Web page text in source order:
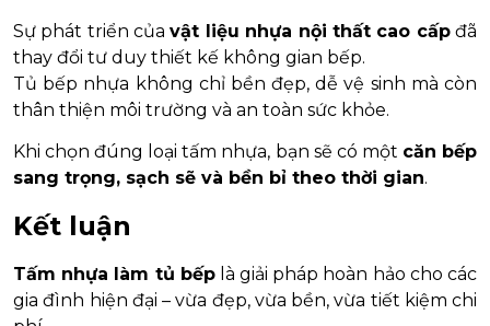
Sự phát triển củavật liệu nhựa nội thất cao cấpđã
thay đổi tư duy thiết kế không gian bếp.
Tủ bếp nhựa không chỉ bền đẹp, dễ vệ sinh mà còn
thân thiện môi trường và an toàn sức khỏe.
Khi chọn đúng loại tấm nhựa, bạn sẽ có một căn bếp
sang trọng, sạch sẽ và bền bỉ theo thời gian.
Kết luận
Tấm nhựa làm tủ bếplà giải pháp hoàn hảo cho các
gia đình hiện đại – vừa đẹp, vừa bền, vừa tiết kiệm chi